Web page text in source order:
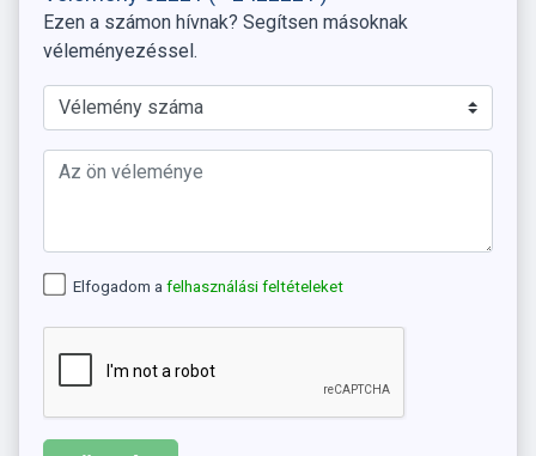
Ezen a számon hívnak? Segítsen másoknak
véleményezéssel.
Elfogadom a felhasználási feltételeket